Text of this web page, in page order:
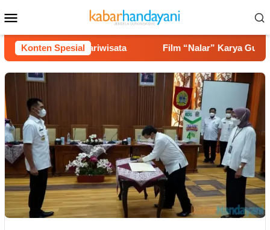
ke
kontenMobile
Konten Spesial
Potensi Pariwisata Film “Nalar” Karya Guru SD